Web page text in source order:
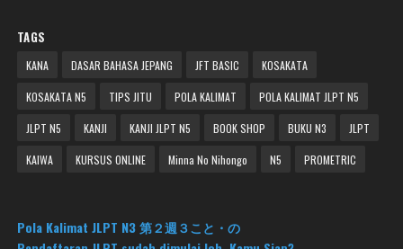
TAGS
KANA DASAR BAHASA JEPANG JFT BASIC KOSAKATA
KOSAKATA N5 TIPS JITU POLA KALIMAT POLA KALIMAT JLPT N5
JLPT N5 KANJI KANJI JLPT N5 BOOK SHOP BUKU N3 JLPT
KAIWA KURSUS ONLINE Minna No Nihongo N5 PROMETRIC
Pola Kalimat JLPT N3 第２週３こと・の